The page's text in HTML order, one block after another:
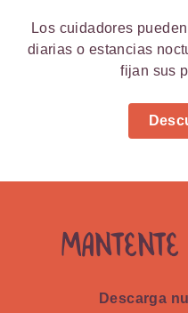
Los cuidadores
diarias o estancias
fijan sus
Descarga